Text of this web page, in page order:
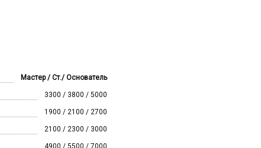
Мастер / Ст./ Основатель
3300 / 3800 / 5000
1900 / 2100 / 2700
2100 / 2300 / 3000
4900 / 5500 / 7000